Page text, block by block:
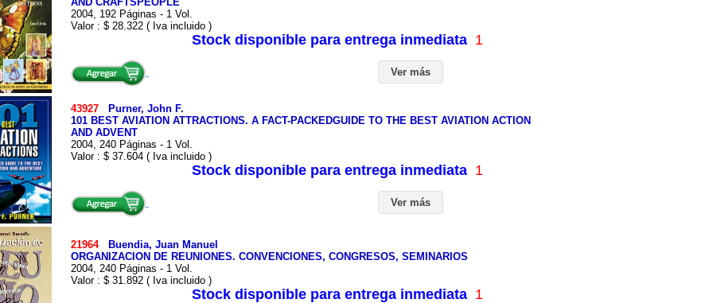
2004, 192 Páginas - 1 Vol.
Valor : $ 28.322 ( Iva incluido )
Stock disponible para entrega inmediata 1
Ver más
43927
Purner, John F.
101 BEST AVIATION ATTRACTIONS. A FACT-PACKEDGUIDE TO THE BEST AVIATION ACTION
AND ADVENT
2004, 240 Páginas - 1 Vol.
Valor : $ 37.604 ( Iva incluido )
Stock disponible para entrega inmediata 1
Ver más
21964
Buendia, Juan Manuel
ORGANIZACION DE REUNIONES. CONVENCIONES, CONGRESOS, SEMINARIOS
2004, 240 Páginas - 1 Vol.
Valor : $ 31.892 ( Iva incluido )
Stock disponible para entrega inmediata 1